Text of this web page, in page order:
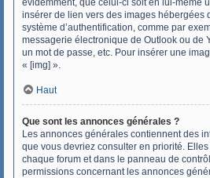
évidemment, que celui-ci soit en lui-même
insérer de lien vers des images hébergées
système d’authentification, comme par
messagerie électronique de Outlook ou de
un mot de passe, etc. Pour insérer une
« [img] ».
Haut
Que sont les annonces générales ?
Les annonces générales contiennent des
que vous devriez consulter en priorité.
chaque forum et dans le panneau de
permissions concernant les annonces